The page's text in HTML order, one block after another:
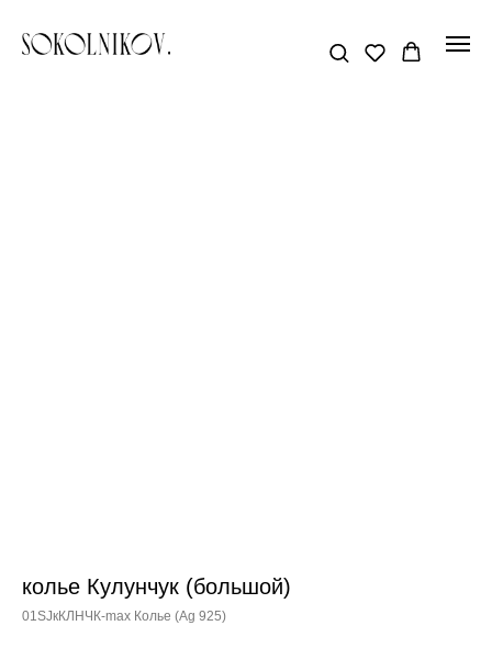
колье Кулунчук (большой)
01SJкКЛНЧК-max Колье (Ag 925)